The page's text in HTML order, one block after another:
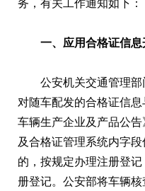
务，有关工作通知如下：
一、应用合格证信
公安机关交通管理部
对随车配发的合格证信
车辆生产企业及产品公
及合格证管理系统内字
的，按规定办理注册登
册登记。公安部将车辆